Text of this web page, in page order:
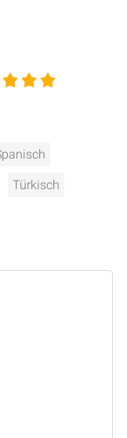
Türkisch